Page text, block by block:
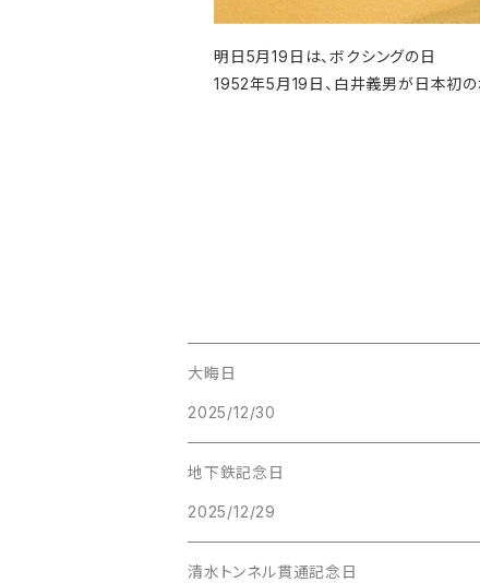
明日5月19日は、ボクシングの日
1952年5月19日、白井義男が日本初の
大晦日
2025/12/30
地下鉄記念日
2025/12/29
清水トンネル貫通記念日